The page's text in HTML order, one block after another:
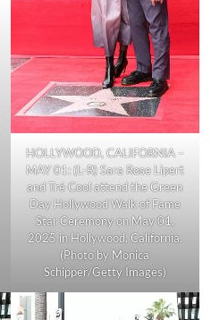
HOLLYWOOD, CALIFORNIA –
MAY 01: (L-R) Sara Rose Lipert
and Tré Cool attend the Green
Day Hollywood Walk of Fame
Star Ceremony on May 01,
2025 in Hollywood, California.
(Photo by Monica
Schipper/Getty Images)